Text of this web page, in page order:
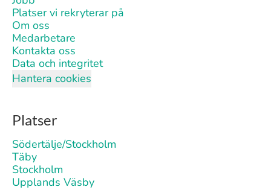
Platser vi rekryterar på
Om oss
Medarbetare
Kontakta oss
Data och integritet
Hantera cookies
Platser
Södertälje/Stockholm
Täby
Stockholm
Upplands Väsby